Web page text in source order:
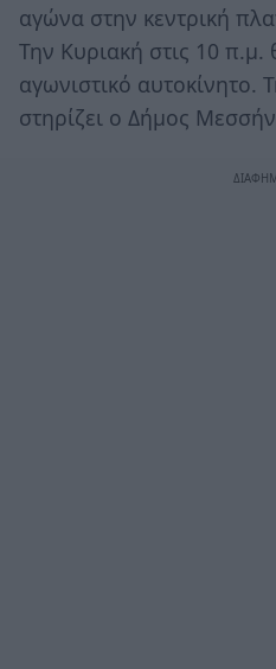
αγώνα στην κεντρική
Την Κυριακή στις 10 π.μ.
αγωνιστικό αυτοκίνητο.
στηρίζει ο Δήμος